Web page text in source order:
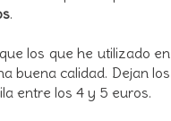
.
los que he utilizado en
buena calidad. Dejan los
entre los 4 y 5 euros.